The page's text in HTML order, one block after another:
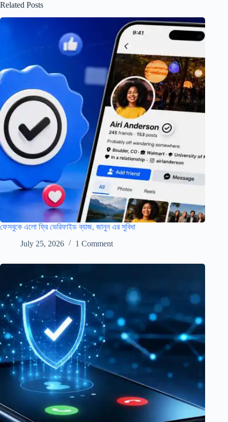
Related Posts
ফেসবুকে এলো ফ্রি ভেরিফাইড ব্যাজ, জানুন এর সুবিধা
July 25, 2026
1 Comment